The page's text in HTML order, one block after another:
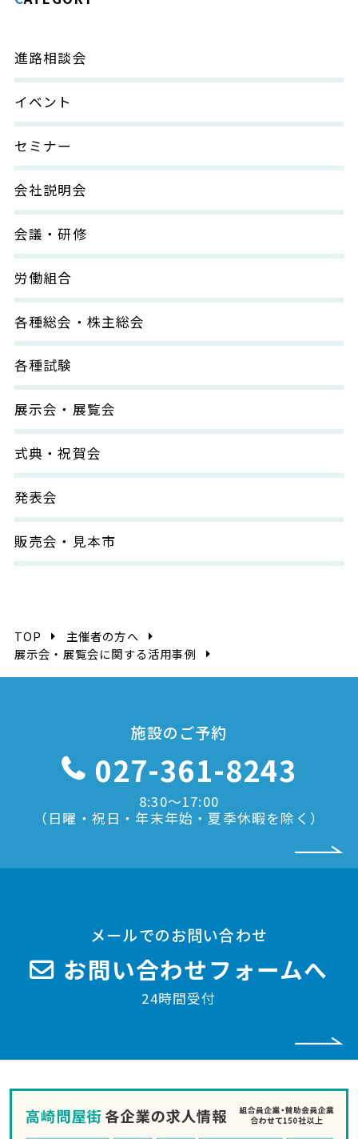
進路相談会
イベント
セミナー
会社説明会
会議・研修
労働組合
各種総会・株主総会
各種試験
展示会・展覧会
式典・祝賀会
発表会
販売会・見本市
TOP
主催者の方へ
展示会・展覧会に関する活用事例
施設のご予約
027-361-8243
8:30〜17:00
（日曜・祝日・年末年始・夏季休暇を除く）
メールでのお問い合わせ
お問い合わせフォームへ
24時間受付